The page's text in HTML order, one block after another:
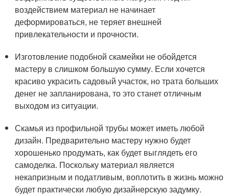
воздействием материал не начинает
деформироваться, не теряет внешней
привлекательности и прочности.
Изготовление подобной скамейки не обойдется
мастеру в слишком большую сумму. Если хочется
красиво украсить садовый участок, но трата больших
денег не запланирована, то это станет отличным
выходом из ситуации.
Скамья из профильной трубы может иметь любой
дизайн. Предварительно мастеру нужно будет
хорошенько продумать, как будет выглядеть его
самоделка. Поскольку материал является
некапризным и податливым, воплотить в жизнь можно
будет практически любую дизайнерскую задумку.